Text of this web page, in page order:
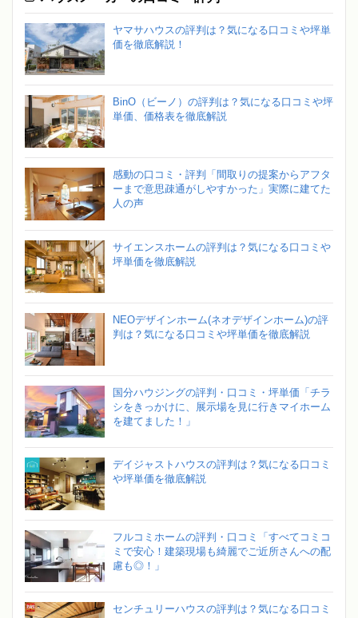
ヤマサハウスの評判は？気になる口コミや坪単
価を徹底解説！
BinO（ビーノ）の評判は？気になる口コミや坪
単価、価格表を徹底解説
感動の口コミ・評判「間取りの提案からアフタ
ーまで意思疎通がしやすかった」実際に建てた
人の声
サイエンスホームの評判は？気になる口コミや
坪単価を徹底解説
NEOデザインホーム(ネオデザインホーム)の評
判は？気になる口コミや坪単価を徹底解説
国分ハウジングの評判・口コミ・坪単価「チラ
シをきっかけに、展示場を見に行きマイホーム
を建てました！」
デイジャストハウスの評判は？気になる口コミ
や坪単価を徹底解説
フルコミホームの評判・口コミ「すべてコミコ
ミで安心！建築現場も綺麗でご近所さんへの配
慮も◎！」
センチュリーハウスの評判は？気になる口コミ